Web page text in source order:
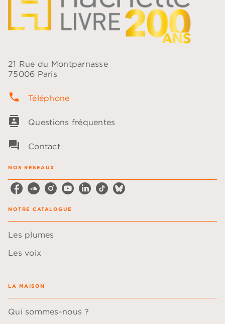
21 Rue du Montparnasse
75006 Paris
phone Téléphone
contacts Questions fréquentes
question_answer Contact
NOS RÉSEAUX
NOTRE CATALOGUE
Les plumes
Les voix
LA MAISON
Qui sommes-nous ?